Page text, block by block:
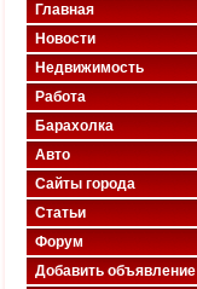
Главная
Новости
Недвижимость
Работа
Барахолка
Авто
Сайты города
Статьи
Форум
Добавить объявление